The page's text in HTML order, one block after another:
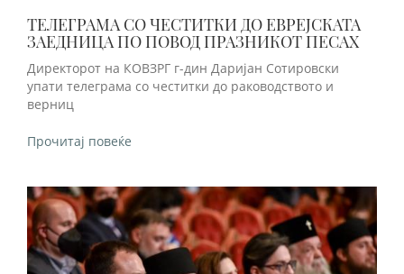
ТЕЛЕГРАМА СО ЧЕСТИТКИ ДО ЕВРЕЈСКАТА
ЗАЕДНИЦА ПО ПОВОД ПРАЗНИКОТ ПЕСАХ
Директорот на КОВЗРГ г-дин Даријан Сотировски
упати телеграма со честитки до раководството и
верниц
Прочитај повеќе